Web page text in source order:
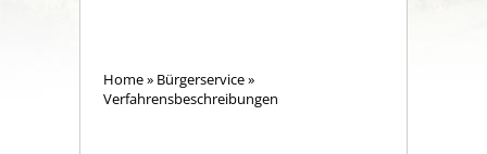
Home» Bürgerservice»
Verfahrensbeschreibungen